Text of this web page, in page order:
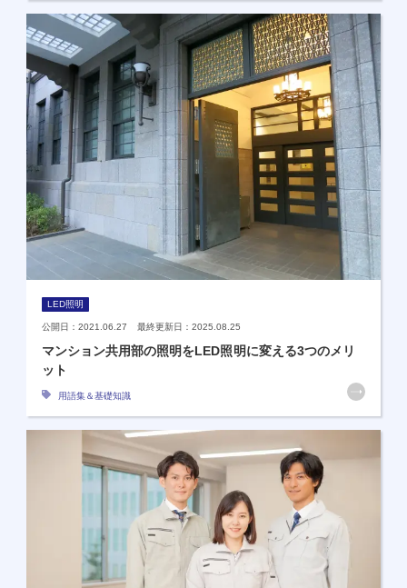
LED照明
公開日：2021.06.27 最終更新日：2025.08.25
マンション共用部の照明をLED照明に変える3つのメリ
ット
用語集＆基礎知識